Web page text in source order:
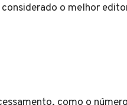
o melhor
como o